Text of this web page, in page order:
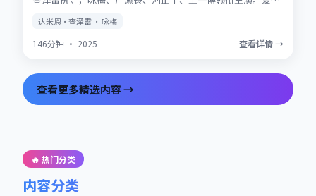
蛋值得留意，与世界观其他作品存在联动。
达米恩·查泽雷 · 咏梅
146分钟 · 2025 查看详情 →
查看更多精选内容 →
🔥 热门分类
内容分类